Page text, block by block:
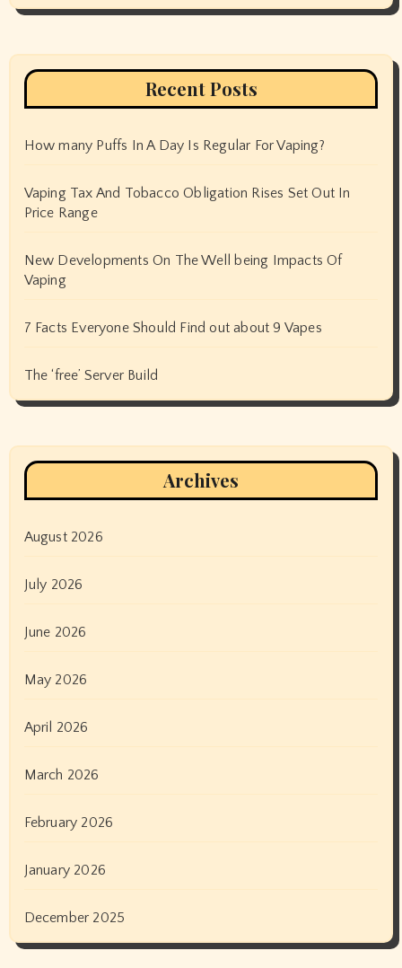
Recent Posts
How many Puffs In A Day Is Regular For Vaping?
Vaping Tax And Tobacco Obligation Rises Set Out In
Price Range
New Developments On The Well being Impacts Of
Vaping
7 Facts Everyone Should Find out about 9 Vapes
The ‘free’ Server Build
Archives
August 2026
July 2026
June 2026
May 2026
April 2026
March 2026
February 2026
January 2026
December 2025